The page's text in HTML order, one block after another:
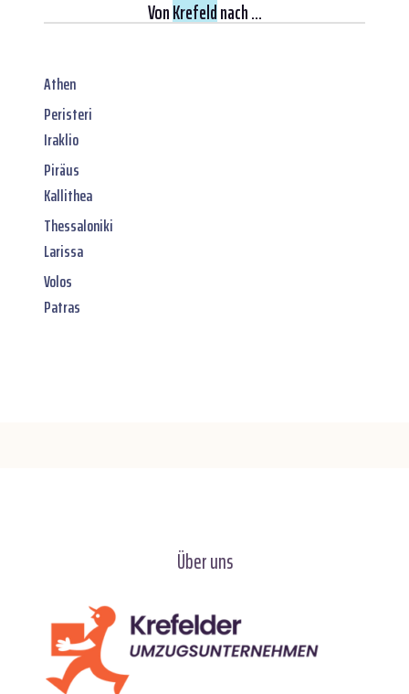
VonKrefeldnach ...
Athen
Peristeri
Iraklio
Piräus
Kallithea
Thessaloniki
Larissa
Volos
Patras
Über uns